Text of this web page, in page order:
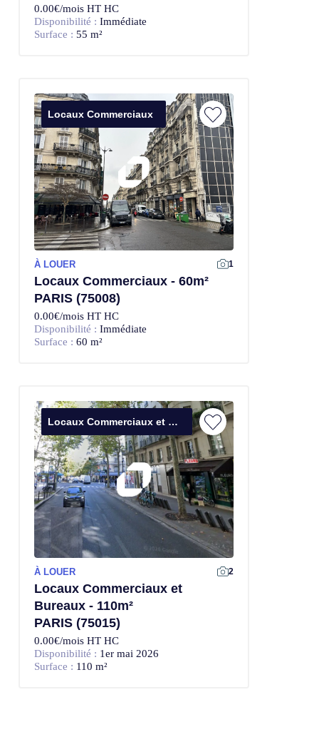
0.00€/mois HT HC
Disponibilité : Immédiate
Surface : 55 m²
Locaux Commerciaux
À LOUER 1
Locaux Commerciaux - 60m²
PARIS (75008)
0.00€/mois HT HC
Disponibilité : Immédiate
Surface : 60 m²
Locaux Commerciaux et Bureaux
À LOUER 2
Locaux Commerciaux et
Bureaux - 110m²
PARIS (75015)
0.00€/mois HT HC
Disponibilité : 1er mai 2026
Surface : 110 m²